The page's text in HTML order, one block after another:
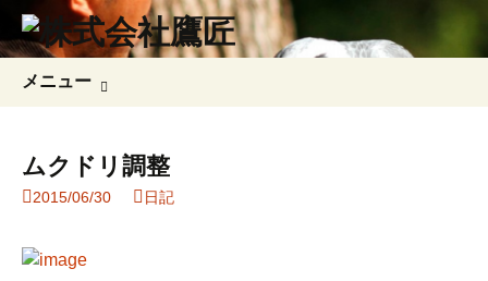
メニュー
ツ
へ
ムクドリ調整
2015/06/30 日記